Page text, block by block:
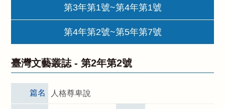
第3年第1號~第4年第1號
第4年第2號~第5年第7號
臺灣文藝叢誌 -第2年第2號
篇名 人格尊卑說